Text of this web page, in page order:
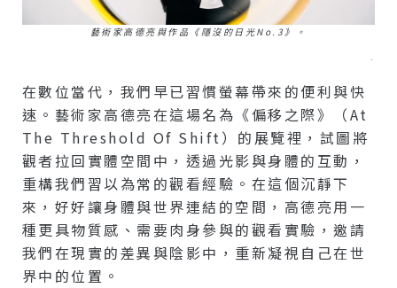
藝術家高德亮與作品《隱沒的日光no.3》。
–
在數位當代，我們早已習慣螢幕帶來的便利與快
速。藝術家高德亮在這場名為《偏移之際》（At
The Threshold Of Shift）的展覽裡，試圖將
觀者拉回實體空間中，透過光影與身體的互動，
重構我們習以為常的觀看經驗。在這個沉靜下
來，好好讓身體與世界連結的空間，高德亮用一
種更具物質感、需要肉身參與的觀看實驗，邀請
我們在現實的差異與陰影中，重新凝視自己在世
界中的位置。